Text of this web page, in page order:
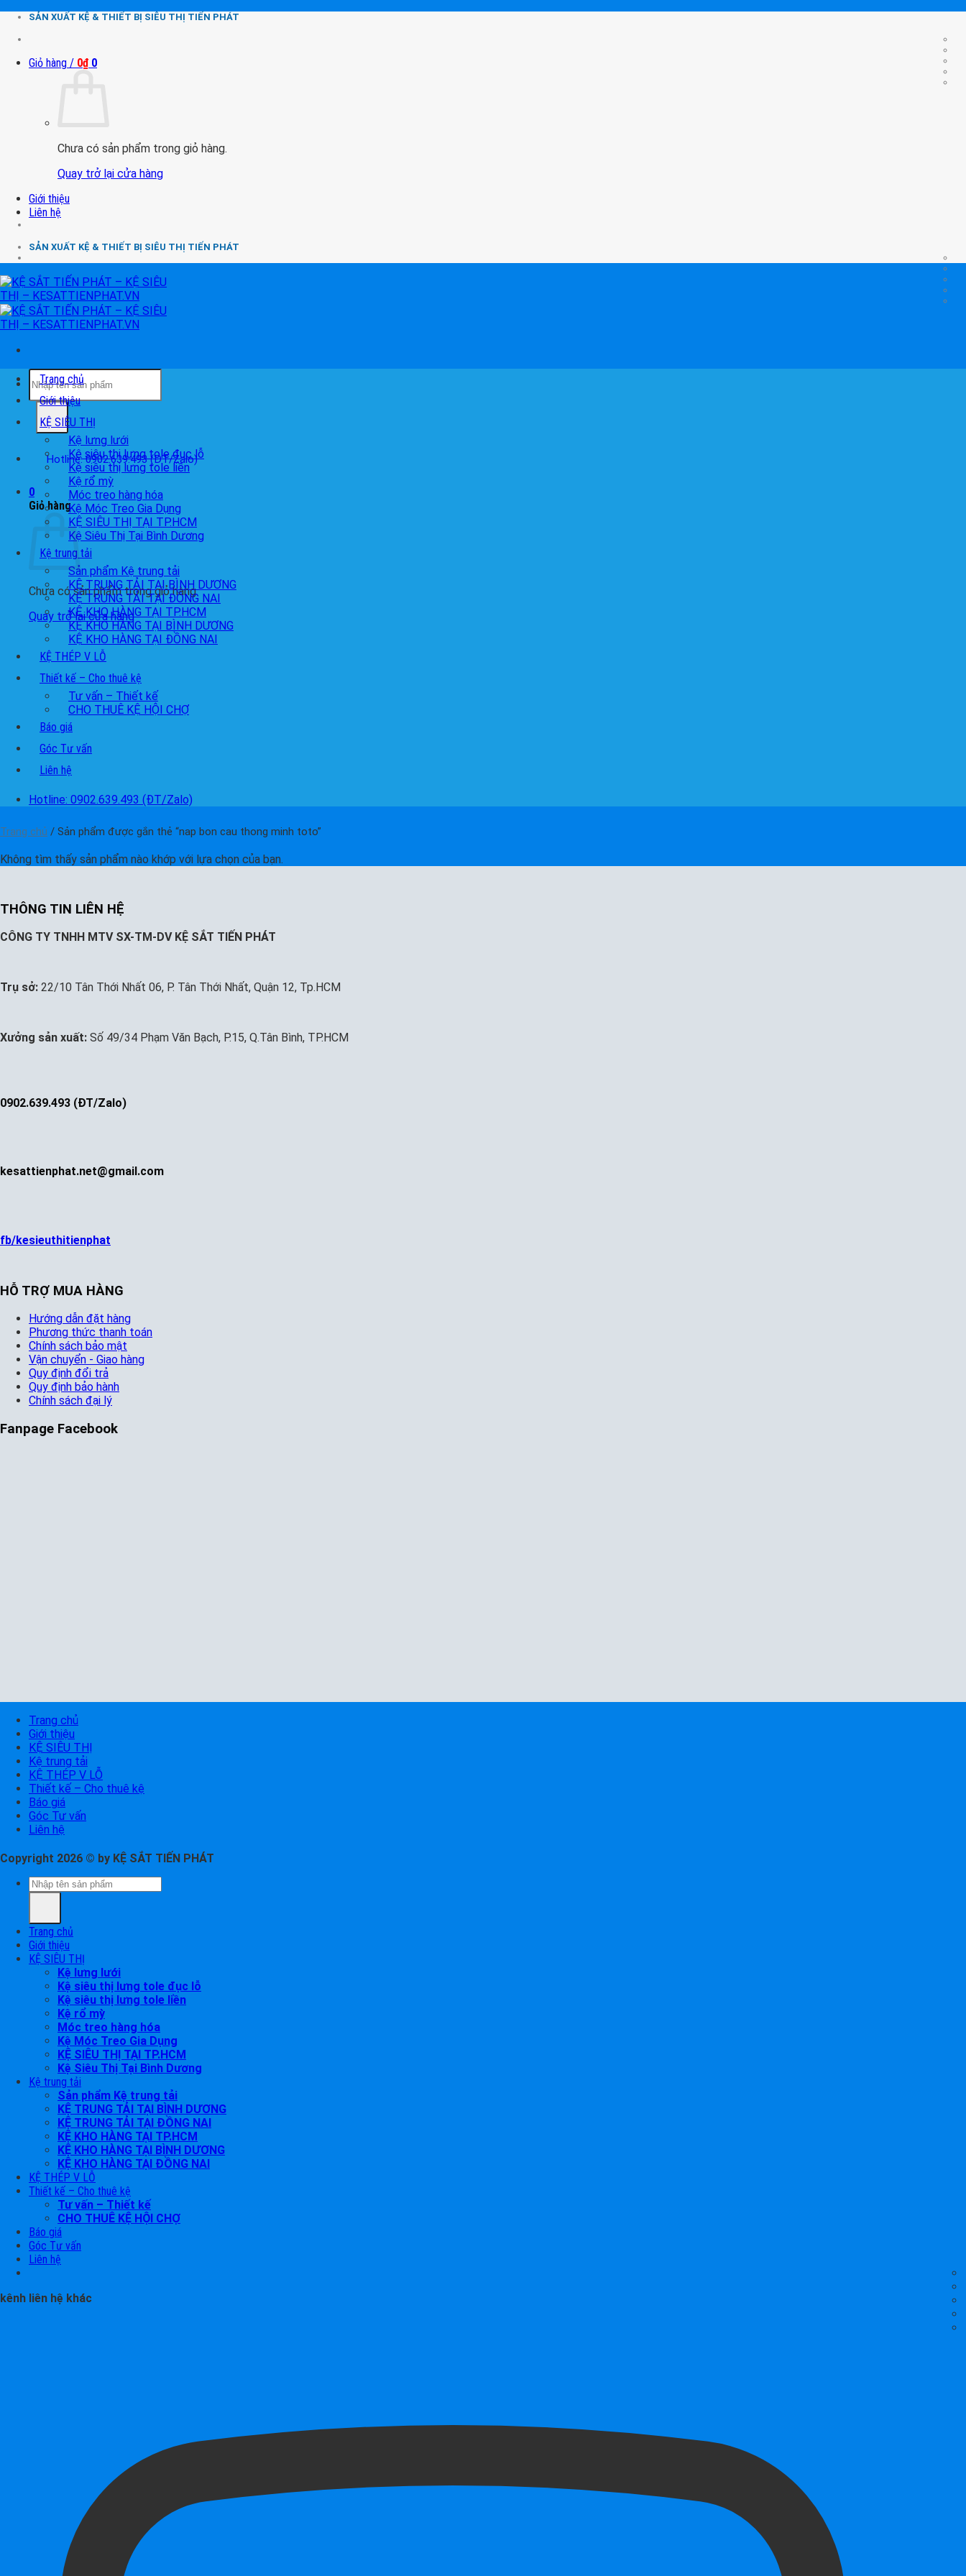
Chuyển
dung
SẢN XUẤT KỆ & THIẾT BỊ SIÊU THỊ TIẾN PHÁT
Giỏ hàng / 0₫ 0
Chưa có sản phẩm trong giỏ hàng.
Quay trở lại cửa hàng
Giới thiệu
Liên hệ
SẢN XUẤT KỆ & THIẾT BỊ SIÊU THỊ TIẾN PHÁT
Tìm
kiếm:
Hotline: 0902.639.493 (ĐT/Zalo)
0
Giỏ hàng
Chưa có sản phẩm trong giỏ hàng.
Quay trở lại cửa hàng
Trang chủ
Giới thiệu
KỆ SIÊU THỊ
Kệ lưng lưới
Kệ siêu thị lưng tole đục lỗ
Kệ siêu thị lưng tole liền
Kệ rổ mỳ
Móc treo hàng hóa
Kệ Móc Treo Gia Dụng
KỆ SIÊU THỊ TẠI TP.HCM
Kệ Siêu Thị Tại Bình Dương
Kệ trung tải
Sản phẩm Kệ trung tải
KỆ TRUNG TẢI TẠI BÌNH DƯƠNG
KỆ TRUNG TẢI TẠI ĐỒNG NAI
KỆ KHO HÀNG TẠI TP.HCM
KỆ KHO HÀNG TẠI BÌNH DƯƠNG
KỆ KHO HÀNG TẠI ĐỒNG NAI
KỆ THÉP V LỖ
Thiết kế – Cho thuê kệ
Tư vấn – Thiết kế
CHO THUÊ KỆ HỘI CHỢ
Báo giá
Góc Tư vấn
Liên hệ
Hotline: 0902.639.493 (ĐT/Zalo)
Trang chủ / Sản phẩm được gắn thẻ “nap bon cau thong minh toto”
Không tìm thấy sản phẩm nào khớp với lựa chọn của bạn.
THÔNG TIN LIÊN HỆ
CÔNG TY TNHH MTV SX-TM-DV KỆ SẮT TIẾN PHÁT
Trụ sở: 22/10 Tân Thới Nhất 06, P. Tân Thới Nhất, Quận 12, Tp.HCM
Xưởng sản xuất: Số 49/34 Phạm Văn Bạch, P.15, Q.Tân Bình, TP.HCM
0902.639.493 (ĐT/Zalo)
kesattienphat.net@gmail.com
fb/kesieuthitienphat
HỖ TRỢ MUA HÀNG
Hướng dẫn đặt hàng
Phương thức thanh toán
Chính sách bảo mật
Vận chuyển - Giao hàng
Quy định đổi trả
Quy định bảo hành
Chính sách đại lý
Fanpage Facebook
Trang chủ
Giới thiệu
KỆ SIÊU THỊ
Kệ trung tải
KỆ THÉP V LỖ
Thiết kế – Cho thuê kệ
Báo giá
Góc Tư vấn
Liên hệ
Copyright 2026 © by KỆ SẮT TIẾN PHÁT
Tìm
kiếm:
Trang chủ
Giới thiệu
KỆ SIÊU THỊ
Kệ lưng lưới
Kệ siêu thị lưng tole đục lỗ
Kệ siêu thị lưng tole liền
Kệ rổ mỳ
Móc treo hàng hóa
Kệ Móc Treo Gia Dụng
KỆ SIÊU THỊ TẠI TP.HCM
Kệ Siêu Thị Tại Bình Dương
Kệ trung tải
Sản phẩm Kệ trung tải
KỆ TRUNG TẢI TẠI BÌNH DƯƠNG
KỆ TRUNG TẢI TẠI ĐỒNG NAI
KỆ KHO HÀNG TẠI TP.HCM
KỆ KHO HÀNG TẠI BÌNH DƯƠNG
KỆ KHO HÀNG TẠI ĐỒNG NAI
KỆ THÉP V LỖ
Thiết kế – Cho thuê kệ
Tư vấn – Thiết kế
CHO THUÊ KỆ HỘI CHỢ
Báo giá
Góc Tư vấn
Liên hệ
kênh liên hệ khác